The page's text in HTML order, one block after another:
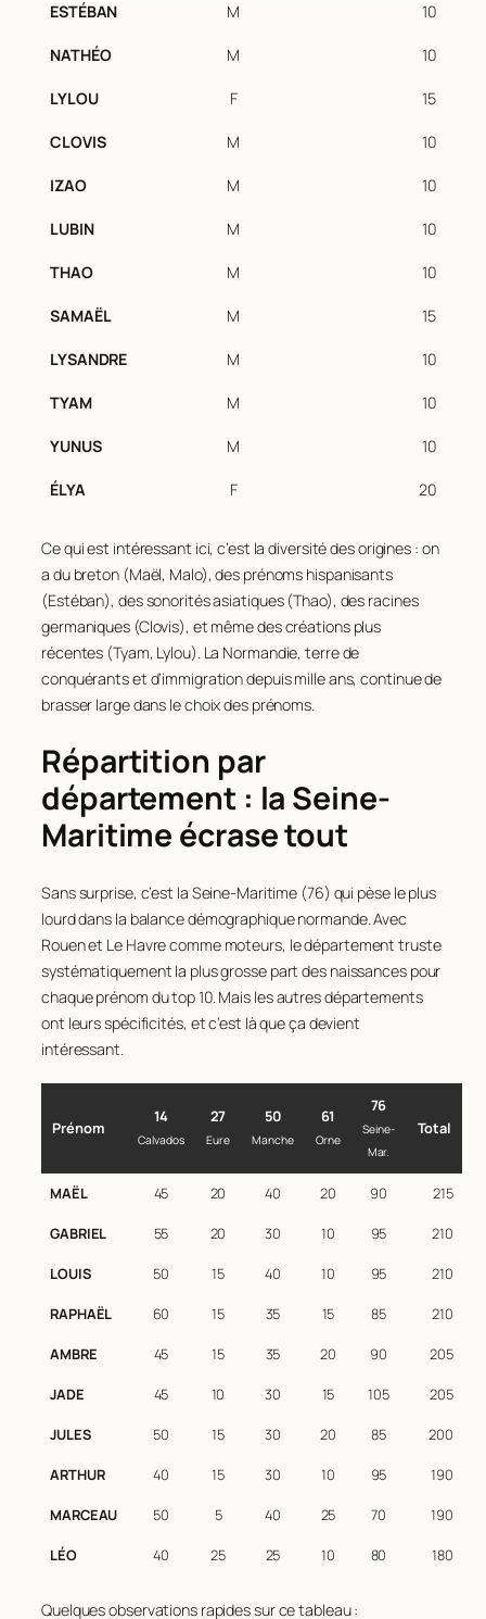
ESTÉBAN M 10
NATHÉO M 10
LYLOU F 15
CLOVIS M 10
IZAO M 10
LUBIN M 10
THAO M 10
SAMAËL M 15
LYSANDRE M 10
TYAM M 10
YUNUS M 10
ÉLYA F 20
Ce qui est intéressant ici, c’est la diversité des origines : on
a du breton (Maël, Malo), des prénoms hispanisants
(Estéban), des sonorités asiatiques (Thao), des racines
germaniques (Clovis), et même des créations plus
récentes (Tyam, Lylou). La Normandie, terre de
conquérants et d’immigration depuis mille ans, continue de
brasser large dans le choix des prénoms.
Répartition par
département : la Seine-
Maritime écrase tout
Sans surprise, c’est la Seine-Maritime (76) qui pèse le plus
lourd dans la balance démographique normande. Avec
Rouen et Le Havre comme moteurs, le département truste
systématiquement la plus grosse part des naissances pour
chaque prénom du top 10. Mais les autres départements
ont leurs spécificités, et c’est là que ça devient
intéressant.
Prénom
14
Calvados
27
Eure
50
Manche
61
Orne
76
Seine-
Mar.
Total
MAËL 45 20 40 20 90 215
GABRIEL 55 20 30 10 95 210
LOUIS 50 15 40 10 95 210
RAPHAËL 60 15 35 15 85 210
AMBRE 45 15 35 20 90 205
JADE 45 10 30 15 105 205
JULES 50 15 30 20 85 200
ARTHUR 40 15 30 10 95 190
MARCEAU 50 5 40 25 70 190
LÉO 40 25 25 10 80 180
Quelques observations rapides sur ce tableau :